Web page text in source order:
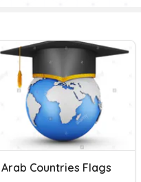
Arab Countries Flags